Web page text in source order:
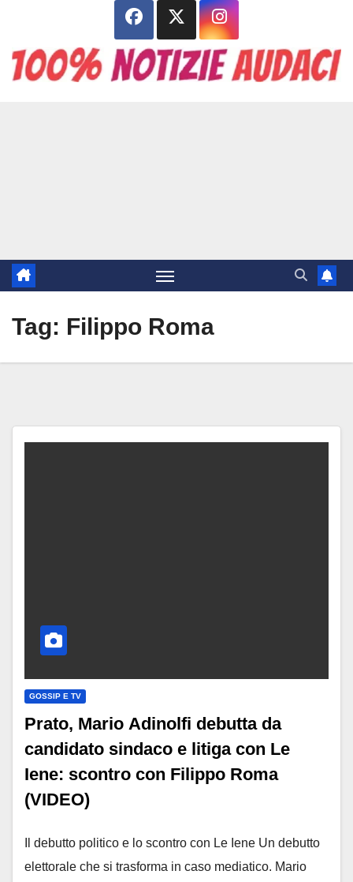
contenuto
Tag: Filippo Roma
GOSSIP E TV
Prato, Mario Adinolfi debutta da
candidato sindaco e litiga con Le
Iene: scontro con Filippo Roma
(VIDEO)
Il debutto politico e lo scontro con Le Iene Un debutto
elettorale che si trasforma in caso mediatico. Mario